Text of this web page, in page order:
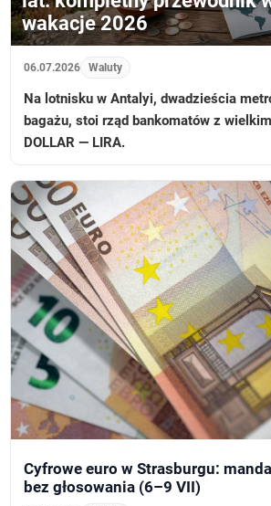
wakacje 2026
06.07.2026 Waluty
Na lotnisku w Antalyi, dwadzieścia
bagażu, stoi rząd bankomatów z
DOLLAR — LIRA.
Cyfrowe euro w Strasburgu:
bez głosowania (6–9 VII)